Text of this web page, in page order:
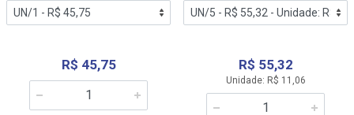
R$ 45,75 R$ 55,32
Unidade: R$ 11,06